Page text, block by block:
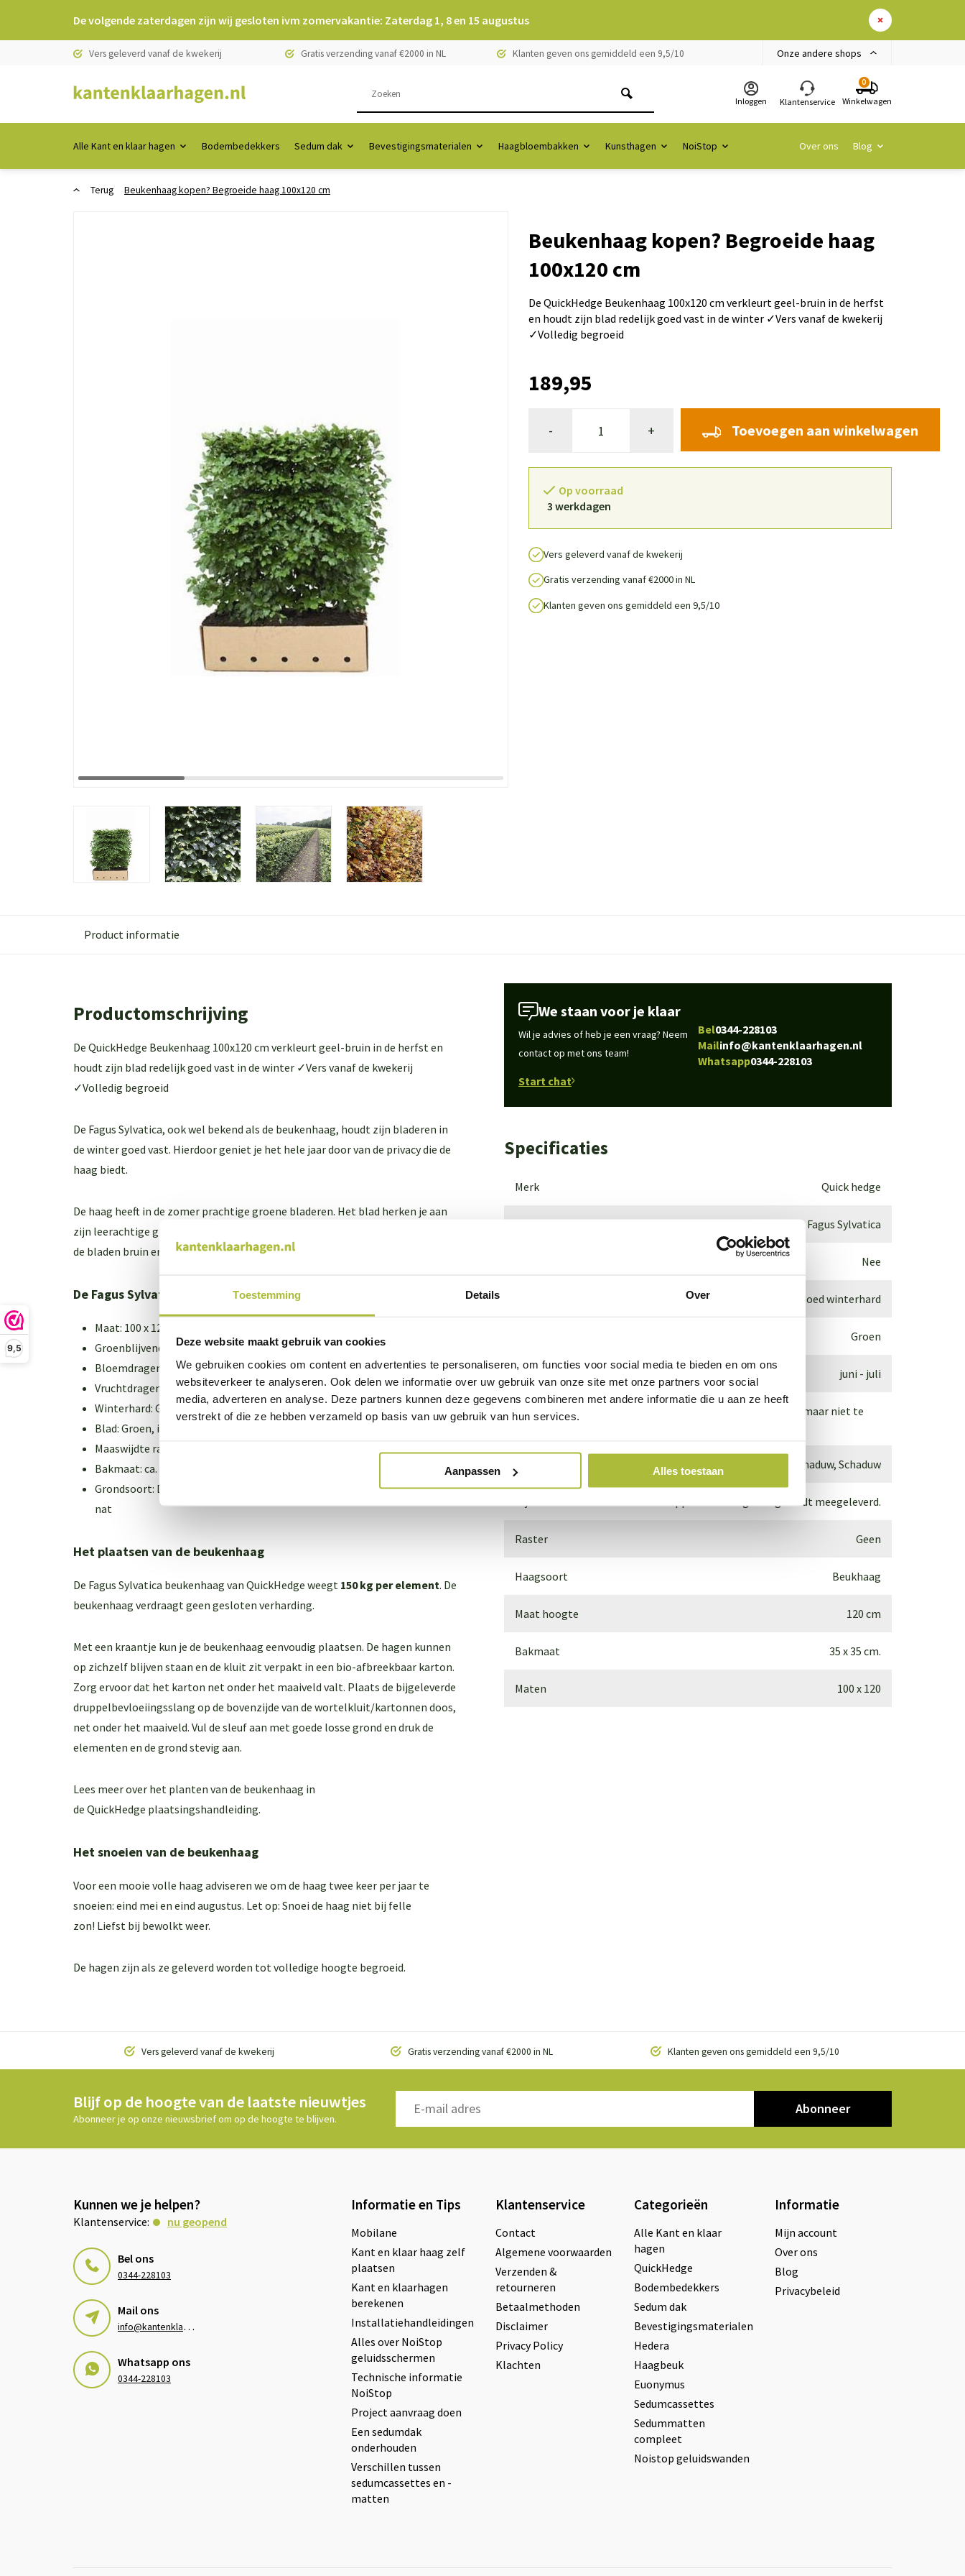
Toestemming Details Over
Deze website maakt gebruik van cookies
We gebruiken cookies om content en advertenties te personaliseren, om functies voor social media te bieden en om ons
websiteverkeer te analyseren. Ook delen we informatie over uw gebruik van onze site met onze partners voor social
media, adverteren en analyse. Deze partners kunnen deze gegevens combineren met andere informatie die u aan ze heeft
verstrekt of die ze hebben verzameld op basis van uw gebruik van hun services.
Aanpassen Alles toestaan
9,5
De volgende zaterdagen zijn wij gesloten ivm zomervakantie: Zaterdag 1, 8 en 15 augustus
Vers geleverd vanaf de kwekerij Gratis verzending vanaf €2000 in NL Klanten geven ons gemiddeld een 9,5/10 Onze andere shops
Inloggen Klantenservice
0
Winkelwagen
Alle Kant en klaar hagen Bodembedekkers Sedum dak Bevestigingsmaterialen Haagbloembakken Kunsthagen NoiStop Over ons Blog
Terug Beukenhaag kopen? Begroeide haag 100x120 cm
Beukenhaag kopen? Begroeide haag
100x120 cm
De QuickHedge Beukenhaag 100x120 cm verkleurt geel-bruin in de herfst
en houdt zijn blad redelijk goed vast in de winter ✓Vers vanaf de kwekerij
✓Volledig begroeid
189,95
- + Toevoegen aan winkelwagen
Op voorraad
3 werkdagen
Vers geleverd vanaf de kwekerij
Gratis verzending vanaf €2000 in NL
Klanten geven ons gemiddeld een 9,5/10
Product informatie
Productomschrijving
De QuickHedge Beukenhaag 100x120 cm verkleurt geel-bruin in de herfst en
houdt zijn blad redelijk goed vast in de winter ✓Vers vanaf de kwekerij
✓Volledig begroeid
De Fagus Sylvatica, ook wel bekend als de beukenhaag, houdt zijn bladeren in
de winter goed vast. Hierdoor geniet je het hele jaar door van de privacy die de
haag biedt.
De haag heeft in de zomer prachtige groene bladeren. Het blad herken je aan
zijn leerachtige gladde structuur en heeft een gaafranding. In de winter kleuren
de bladen bruin en dor. Ook dit heeft zijn charmes tijdens deze tijd van het jaar.
De Fagus Sylvatica (beukenhaag) in het kort
Maat: 100 x 120 cm (BxH)
Groenblijvend: Nee
Bloemdragen: Nee
Vruchtdragend: Nee
Winterhard: Goed winterhard
Blad: Groen, in het najaar geel-bruin (bladhoudend)
Maaswijdte raster: Geen
Bakmaat: ca. 100x35x35 cm (LxBxH)
Grondsoort: De haag groeit het beste op humusrijke grond, maar niet te
nat
Het plaatsen van de beukenhaag
De Fagus Sylvatica beukenhaag van QuickHedge weegt 150 kg per element. De
beukenhaag verdraagt geen gesloten verharding.
Met een kraantje kun je de beukenhaag eenvoudig plaatsen. De hagen kunnen
op zichzelf blijven staan en de kluit zit verpakt in een bio-afbreekbaar karton.
Zorg ervoor dat het karton net onder het maaiveld valt. Plaats de bijgeleverde
druppelbevloeiingsslang op de bovenzijde van de wortelkluit/kartonnen doos,
net onder het maaiveld. Vul de sleuf aan met goede losse grond en druk de
elementen en de grond stevig aan.
Lees meer over het planten van de beukenhaag in
de QuickHedge plaatsingshandleiding.
Het snoeien van de beukenhaag
Voor een mooie volle haag adviseren we om de haag twee keer per jaar te
snoeien: eind mei en eind augustus. Let op: Snoei de haag niet bij felle
zon! Liefst bij bewolkt weer.
De hagen zijn als ze geleverd worden tot volledige hoogte begroeid.
We staan voor je klaar
Wil je advies of heb je een vraag? Neem
contact op met ons team!
Start chat
Bel0344-228103
Mailinfo@kantenklaarhagen.nl
Whatsapp0344-228103
Specificaties
Merk Quick hedge
Latijnse naam Fagus Sylvatica
Nee
Goed winterhard
Groen
Bloeiperiode juni - juli
Grondsoort
De haag groeit het beste op humusrijke grond, maar niet te
Zon, Halfschaduw, Schaduw
Druppelbevloeiingsslang wordt meegeleverd.
Raster Geen
Haagsoort Beukhaag
Maat hoogte 120 cm
Bakmaat 35 x 35 cm.
Maten 100 x 120
Vers geleverd vanaf de kwekerij Gratis verzending vanaf €2000 in NL Klanten geven ons gemiddeld een 9,5/10
Blijf op de hoogte van de laatste nieuwtjes
Abonneer je op onze nieuwsbrief om op de hoogte te blijven.
Abonneer
Kunnen we je helpen?
Klantenservice: nu geopend
Bel ons
0344-228103
Mail ons
i
nfo@kantenklaarhagen.nl
Whatsapp ons
0344-228103
Informatie en Tips
Mobilane
Kant en klaar haag zelf
plaatsen
Kant en klaarhagen
berekenen
Installatiehandleidingen
Alles over NoiStop
geluidsschermen
Technische informatie
NoiStop
Project aanvraag doen
Een sedumdak
onderhouden
Verschillen tussen
sedumcassettes en -
matten
Klantenservice
Contact
Algemene voorwaarden
Verzenden &
retourneren
Betaalmethoden
Disclaimer
Privacy Policy
Klachten
Categorieën
Alle Kant en klaar
hagen
QuickHedge
Bodembedekkers
Sedum dak
Bevestigingsmaterialen
Hedera
Haagbeuk
Euonymus
Sedumcassettes
Sedummatten
compleet
Noistop geluidswanden
Informatie
Mijn account
Over ons
Blog
Privacybeleid